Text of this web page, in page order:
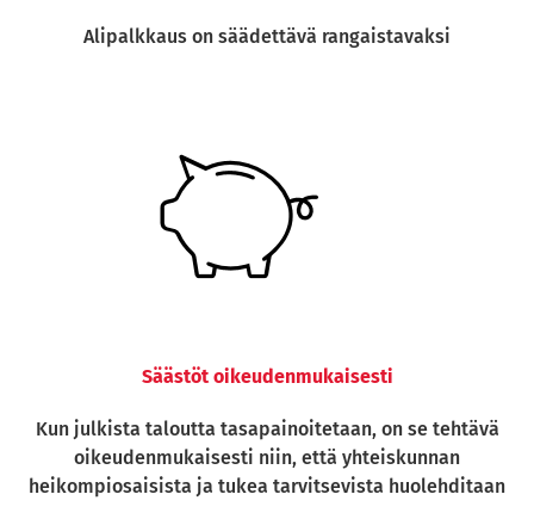
Alipalkkaus on säädettävä rangaistavaksi
Säästöt oikeudenmukaisesti
Kun julkista taloutta tasapainoitetaan, on se tehtävä
oikeudenmukaisesti niin, että yhteiskunnan
heikompiosaisista ja tukea tarvitsevista huolehditaan